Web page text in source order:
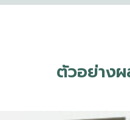
ตัวอย่างผ